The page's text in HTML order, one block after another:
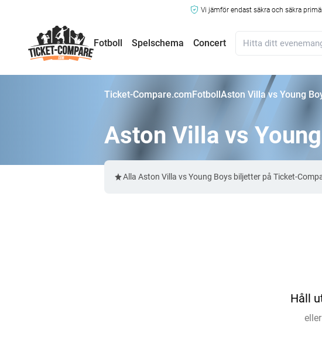
Vi jämför endast säkra och säkra
Fotboll Spelschema Concert
Ticket-Compare.comFotbollAston Villa vs Young
Aston Villa vs
Alla Aston Villa vs Young Boys biljetter på Ticket-
Håll